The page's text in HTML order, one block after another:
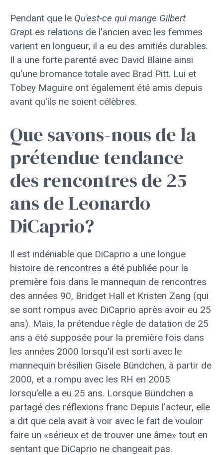
Pendant que le Qu'est-ce qui mange Gilbert
GrapLes relations de l'ancien avec les femmes
varient en longueur, il a eu des amitiés durables.
Il a une forte parenté avec David Blaine ainsi
qu'une bromance totale avec Brad Pitt. Lui et
Tobey Maguire ont également été amis depuis
avant qu'ils ne soient célèbres.
Que savons-nous de la
prétendue tendance
des rencontres de 25
ans de Leonardo
DiCaprio?
Il est indéniable que DiCaprio a une longue
histoire de rencontres a été publiée pour la
première fois dans le mannequin de rencontres
des années 90, Bridget Hall et Kristen Zang (qui
se sont rompus avec DiCaprio après avoir eu 25
ans). Mais, la prétendue règle de datation de 25
ans a été supposée pour la première fois dans
les années 2000 lorsqu'il est sorti avec le
mannequin brésilien Gisele Bündchen, à partir de
2000, et a rompu avec les RH en 2005
lorsqu'elle a eu 25 ans. Lorsque Bündchen a
partagé des réflexions franc Depuis l'acteur, elle
a dit que cela avait à voir avec le fait de vouloir
faire un «sérieux et de trouver une âme» tout en
sentant que DiCaprio ne changeait pas.